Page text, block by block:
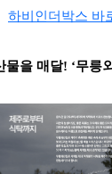
하비인더박스 바
을 매달! ‘무릉